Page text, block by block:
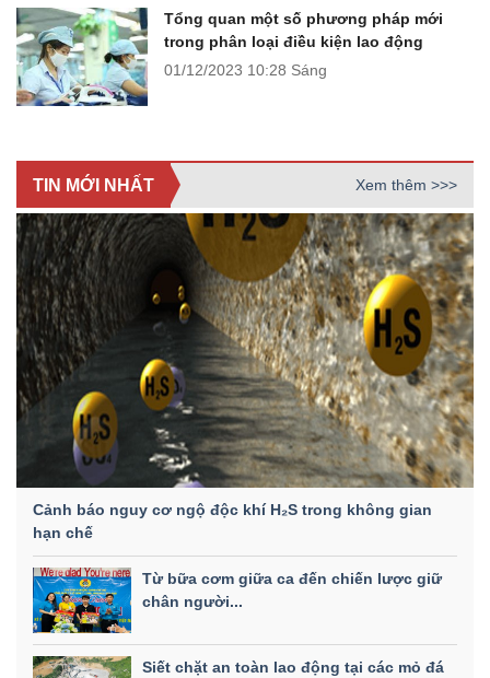
Tổng quan một số phương pháp mới
trong phân loại điều kiện lao động
01/12/2023 10:28 Sáng
TIN MỚI NHẤT Xem thêm >>>
Cảnh báo nguy cơ ngộ độc khí H₂S trong không gian
hạn chế
Từ bữa cơm giữa ca đến chiến lược giữ
chân người...
Siết chặt an toàn lao động tại các mỏ đá